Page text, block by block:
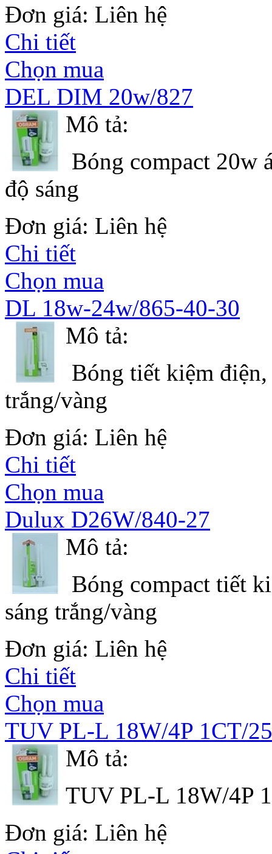
Đơn giá: Liên hệ
Chi tiết
Chọn mua
DEL DIM 20w/827
Mô tả:
Bóng compact 20w
độ sáng
Đơn giá: Liên hệ
Chi tiết
Chọn mua
DL 18w-24w/865-40-30
Mô tả:
Bóng tiết kiệm điện,
trắng/vàng
Đơn giá: Liên hệ
Chi tiết
Chọn mua
Dulux D26W/840-27
Mô tả:
Bóng compact tiết
sáng trắng/vàng
Đơn giá: Liên hệ
Chi tiết
Chọn mua
TUV PL-L 18W/4P 1CT/25
Mô tả:
TUV PL-L 18W/4P
Đơn giá: Liên hệ